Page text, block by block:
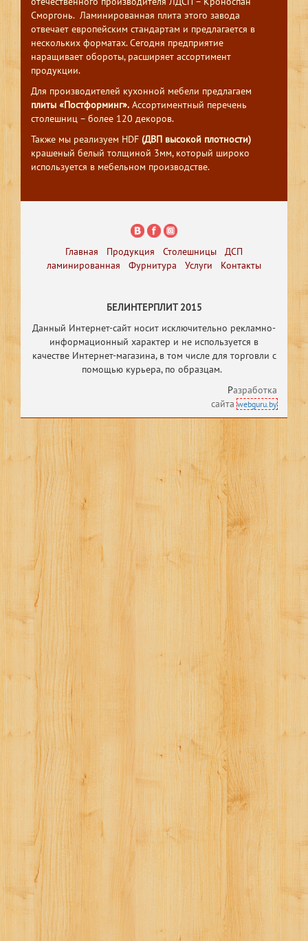
Сморгонь. Ламинированная плита этого завода
отвечает европейским стандартам и предлагается в
нескольких форматах. Сегодня предприятие
наращивает обороты, расширяет ассортимент
продукции.
Для производителей кухонной мебели предлагаем
плиты «Постформинг». Ассортиментный перечень
столешниц – более 120 декоров.
Также мы реализуем HDF (ДВП высокой плотности)
крашеный белый толщиной 3мм, который широко
используется в мебельном производстве.
Главная Продукция Столешницы
ДСП
ламинированная
Фурнитура Услуги Контакты
БЕЛИНТЕРПЛИТ 2015
Данный Интернет-сайт носит исключительно рекламно-
информационный характер и не используется в
качестве Интернет-магазина, в том числе для торговли с
помощью курьера, по образцам.
Разработка
сайтаwebguru.by